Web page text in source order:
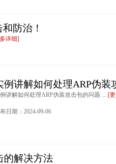
防治！
详细]
例讲解如何处理ARP伪装
讲解如何处理ARP伪装攻击包的问题 ... [
日期：2024-09-06
的解决方法